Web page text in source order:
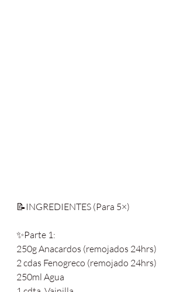
📝INGREDIENTES (Para 5×)
✨Parte 1:
250g Anacardos (remojados 24hrs)
2 cdas Fenogreco (remojado 24hrs)
250ml Agua